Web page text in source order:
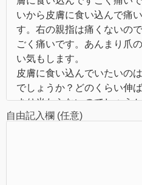
自由記入欄 (任意)